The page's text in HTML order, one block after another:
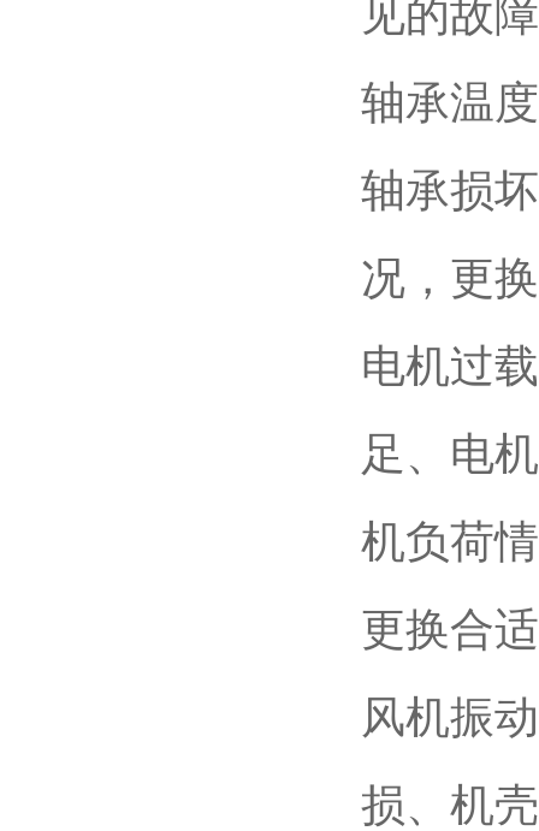
见的故
轴承温
轴承损
况，更
电机过
足、电
机负荷
更换合
风机振
损、机